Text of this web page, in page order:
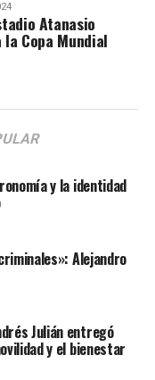
Atanasio
Copa Mundial
y la identidad
Alejandro
Julián entregó
y el bienestar